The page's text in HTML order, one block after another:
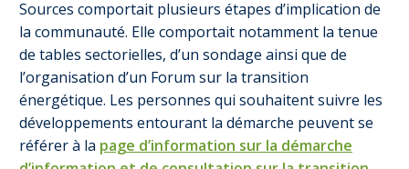
Sources comportait plusieurs étapes d’implication de
la communauté. Elle comportait notamment la tenue
de tables sectorielles, d’un sondage ainsi que de
l’organisation d’un Forum sur la transition
énergétique. Les personnes qui souhaitent suivre les
développements entourant la démarche peuvent se
référer à la page d’information sur la démarche